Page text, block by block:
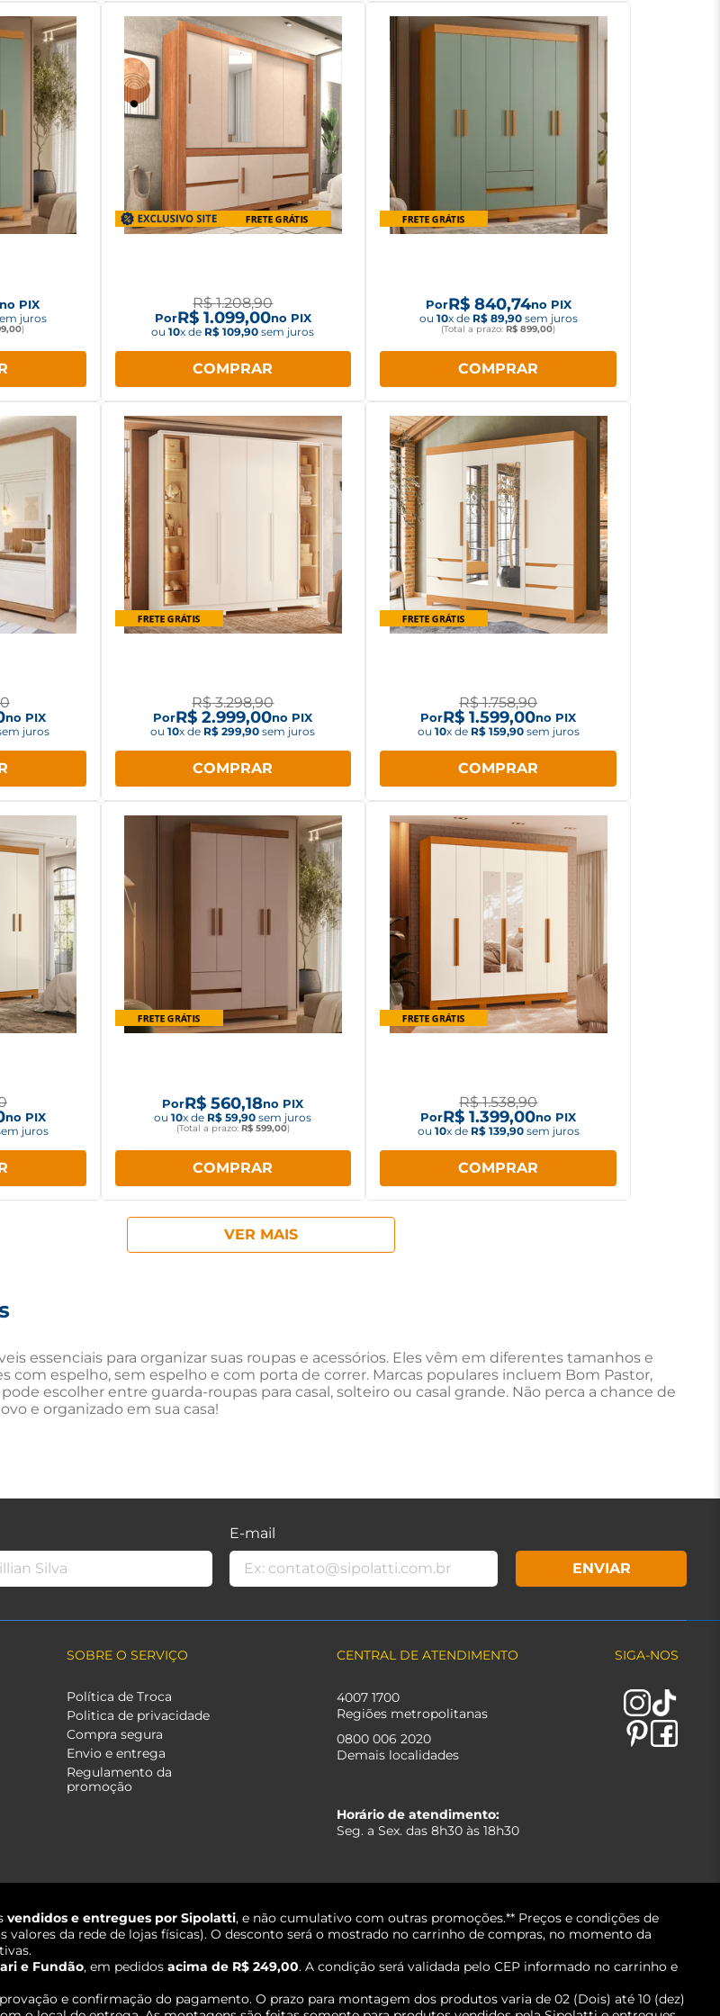
no PIX
juros
,00)
R$ 1.208,90
PorR$ 1.099,00no PIX
ou10x de R$ 109,90 sem juros
COMPRAR
PorR$ 840,74no PIX
ou 10x de R$ 89,90sem juros
(Total a prazo:R$ 899,00)
COMPRAR
no PIX
juros
R$ 3.298,90
PorR$ 2.999,00no PIX
ou10x de R$ 299,90 sem juros
COMPRAR
R$ 1.758,90
PorR$ 1.599,00no PIX
ou 10x de R$ 159,90sem juros
COMPRAR
no PIX
juros
PorR$ 560,18no PIX
ou10x de R$ 59,90 sem juros
(Total a prazo: R$ 599,00)
COMPRAR
R$ 1.538,90
PorR$ 1.399,00no PIX
ou 10x de R$ 139,90sem juros
COMPRAR
essenciais para organizar suas roupas e acessórios. Eles vêm em diferentes tamanhos e
com espelho, sem espelho e com porta de correr. Marcas populares incluem Bom Pastor,
escolher entre guarda-roupas para casal, solteiro ou casal grande. Não perca a chance de
e organizado em sua casa!
E-mail
ENVIAR
SOBRE O SERVIÇO
Política de Troca
Politica de privacidade
Compra segura
Envio e entrega
Regulamento da
promoção
CENTRAL DE ATENDIMENTO
4007 1700
Regiões metropolitanas
0800 006 2020
Demais localidades
Horário de atendimento:
Seg. a Sex. das 8h30 às 18h30
SIGA-NOS
vendidos e entregues por Sipolatti, e não cumulativo com outras promoções.** Preços e condições de
da rede de lojas físicas). O desconto será o mostrado no carrinho de compras, no momento da
e Fundão, em pedidos acima de R$ 249,00. A condição será validada pelo CEP informado no carrinho e
e confirmação do pagamento. O prazo para montagem dos produtos varia de 02 (Dois) até 10 (dez)